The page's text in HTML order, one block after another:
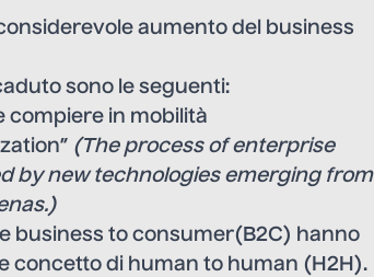
aumento del business
sono le seguenti:
compiere in mobilità
(The process of enterprise
by new technologies emerging from
business to consumer(B2C) hanno
concetto di human to human (H2H).